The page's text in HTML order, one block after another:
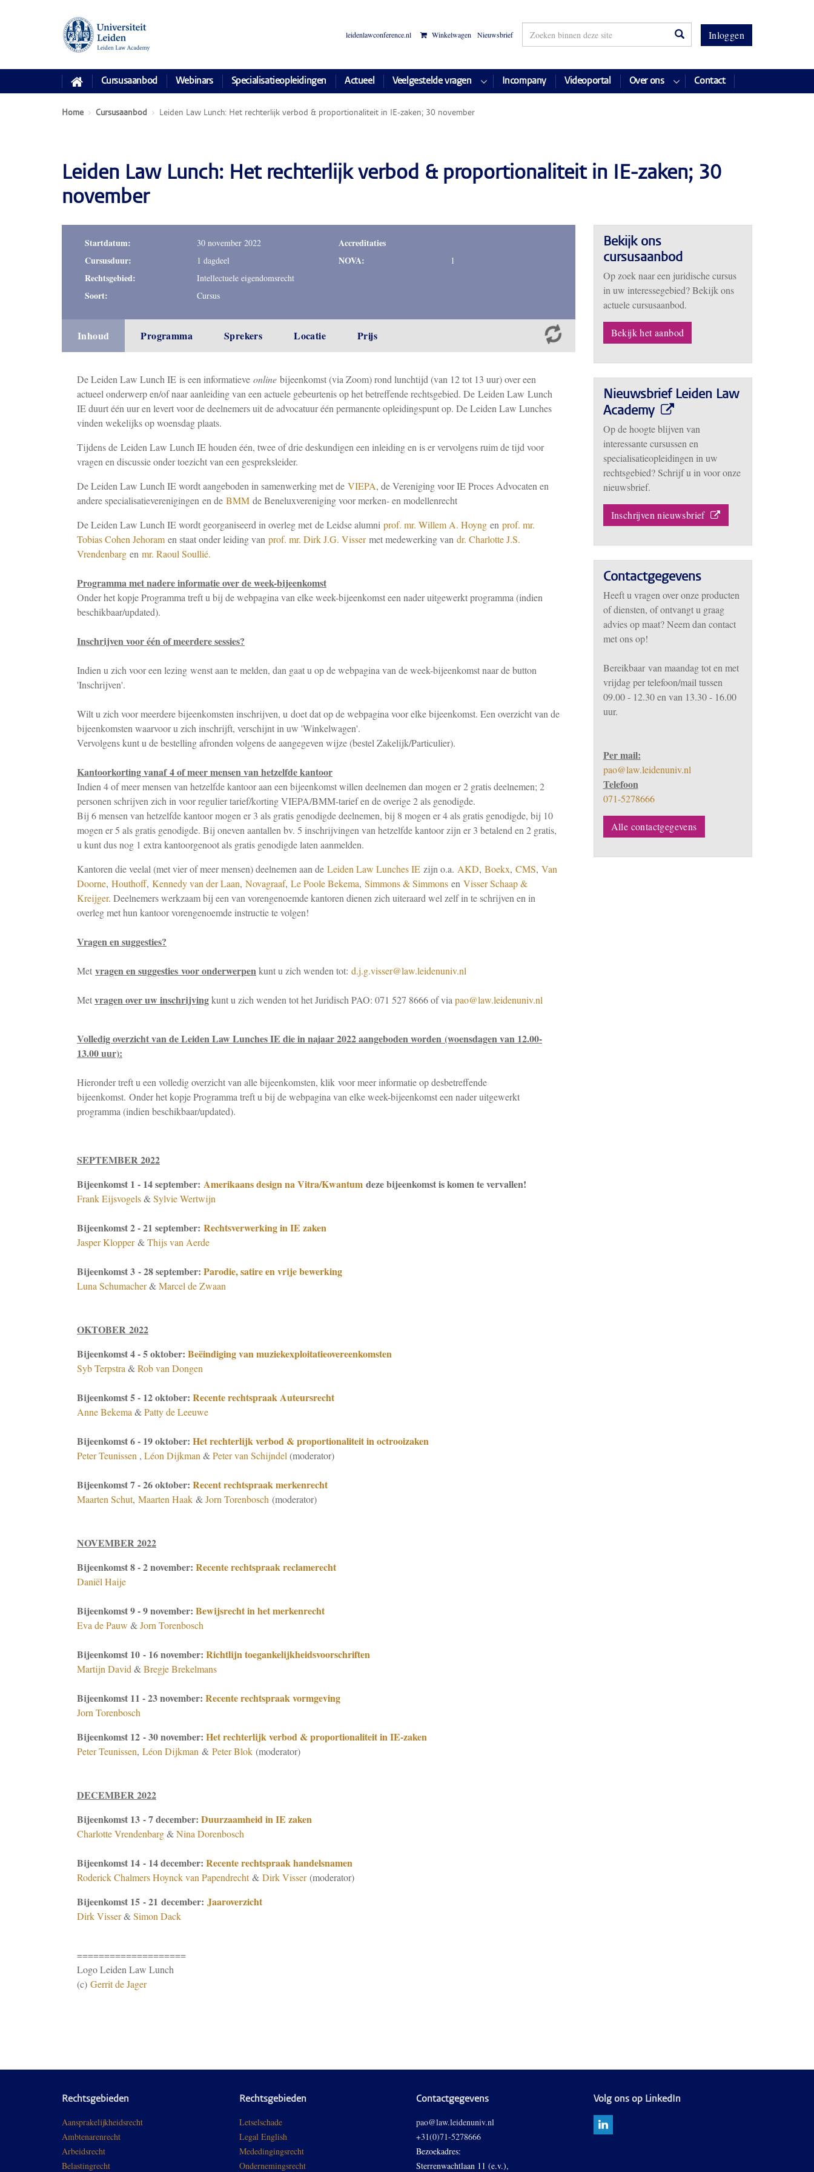
Inloggen
leidenlawconference.nl Winkelwagen Nieuwsbrief
Cursusaanbod Webinars Specialisatieopleidingen Actueel Veelgestelde vragen Incompany Videoportal Over ons Contact
Home Cursusaanbod Leiden Law Lunch: Het rechterlijk verbod & proportionaliteit in IE-zaken; 30 november
Leiden Law Lunch: Het rechterlijk verbod & proportionaliteit in IE-zaken; 30
november
Startdatum: 30 november 2022
Cursusduur: 1 dagdeel
Rechtsgebied: Intellectuele eigendomsrecht
Soort: Cursus
Accreditaties
NOVA:
1
Inhoud Programma Sprekers Locatie Prijs
De Leiden Law Lunch IE is een informatieve online bijeenkomst (via Zoom) rond lunchtijd (van 12 tot 13 uur) over een
actueel onderwerp en/of naar aanleiding van een actuele gebeurtenis op het betreffende rechtsgebied. De Leiden Law Lunch
IE duurt één uur en levert voor de deelnemers uit de advocatuur één permanente opleidingspunt op. De Leiden Law Lunches
vinden wekelijks op woensdag plaats.
Tijdens de Leiden Law Lunch IE houden één, twee of drie deskundigen een inleiding en is er vervolgens ruim de tijd voor
vragen en discussie onder toezicht van een gespreksleider.
De Leiden Law Lunch IE wordt aangeboden in samenwerking met de VIEPA, de Vereniging voor IE Proces Advocaten en
andere specialisatieverenigingen en de BMM de Beneluxvereniging voor merken- en modellenrecht
De Leiden Law Lunch IE wordt georganiseerd in overleg met de Leidse alumni prof. mr. Willem A. Hoyng en prof. mr.
Tobias Cohen Jehoram en staat onder leiding van prof. mr. Dirk J.G. Vissermet medewerking van dr. Charlotte J.S.
Vrendenbarg en mr. Raoul Soullié.
Programma met nadere informatie over de week-bijeenkomst
Onder het kopje Programma treft u bij de webpagina van elke week-bijeenkomst een nader uitgewerkt programma (indien
beschikbaar/updated).
Inschrijven voor één of meerdere sessies?
Indien u zich voor een lezing wenst aan te melden, dan gaat u op de webpagina van de week-bijeenkomst naar de button
'Inschrijven'.
Wilt u zich voor meerdere bijeenkomsten inschrijven, u doet dat op de webpagina voor elke bijeenkomst. Een overzicht van de
bijeenkomsten waarvoor u zich inschrijft, verschijnt in uw 'Winkelwagen'.
Vervolgens kunt u de bestelling afronden volgens de aangegeven wijze (bestel Zakelijk/Particulier).
Kantoorkorting vanaf 4 of meer mensen van hetzelfde kantoor
Indien 4 of meer mensen van hetzelfde kantoor aan een bijeenkomst willen deelnemen dan mogen er 2 gratis deelnemen; 2
personen schrijven zich in voor regulier tarief/korting VIEPA/BMM-tarief en de overige 2 als genodigde.
Bij 6 mensen van hetzelfde kantoor mogen er 3 als gratis genodigde deelnemen, bij 8 mogen er 4 als gratis genodigde, bij 10
mogen er 5 als gratis genodigde. Bij oneven aantallen bv. 5 inschrijvingen van hetzelfde kantoor zijn er 3 betalend en 2 gratis,
u kunt dus nog 1 extra kantoorgenoot als gratis genodigde laten aanmelden.
Kantoren die veelal (met vier of meer mensen) deelnemen aan de Leiden Law Lunches IE zijn o.a. AKD, Boekx, CMS, Van
Doorne, Houthoff, Kennedy van der Laan, Novagraaf, Le Poole Bekema, Simmons & Simmons en Visser Schaap &
Kreijger. Deelnemers werkzaam bij een van vorengenoemde kantoren dienen zich uiteraard wel zelf in te schrijven en in
overleg met hun kantoor vorengenoemde instructie te volgen!
Vragen en suggesties?
Met vragen en suggesties voor onderwerpenkunt u zich wenden tot: d.j.g.visser@law.leidenuniv.nl
Metvragen over uw inschrijvingkunt u zich wenden tot het Juridisch PAO: 071 527 8666 of via pao@law.leidenuniv.nl
Volledig overzicht van de Leiden Law Lunches IE die in najaar 2022 aangeboden worden (woensdagen van 12.00-
13.00 uur):
Hieronder treft u een volledig overzicht van alle bijeenkomsten, klik voor meer informatie op desbetreffende
bijeenkomst. Onder het kopje Programma treft u bij de webpagina van elke week-bijeenkomst een nader uitgewerkt
programma (indien beschikbaar/updated).
SEPTEMBER 2022
Bijeenkomst 1 - 14 september: Amerikaans design na Vitra/Kwantum deze bijeenkomst is komen te vervallen!
Frank Eijsvogels&Sylvie Wertwijn
Bijeenkomst 2 - 21 september: Rechtsverwerking in IE zaken
Jasper Klopper&Thijs van Aerde
Bijeenkomst 3 - 28 september: Parodie, satire en vrije bewerking
Luna Schumacher&Marcel de Zwaan
OKTOBER 2022
Bijeenkomst 4 - 5 oktober: Beëindiging van muziekexploitatieovereenkomsten
Syb Terpstra &Rob van Dongen
Bijeenkomst 5 - 12 oktober: Recente rechtspraak Auteursrecht
Anne Bekema &Patty de Leeuwe
Bijeenkomst 6 - 19 oktober: Het rechterlijk verbod & proportionaliteit in octrooizaken
Peter Teunissen , Léon Dijkman &Peter van Schijndel (moderator)
Bijeenkomst 7 - 26 oktober: Recent rechtspraak merkenrecht
Maarten Schut, Maarten Haak &Jorn Torenbosch (moderator)
NOVEMBER 2022
Bijeenkomst 8 - 2 november: Recente rechtspraak reclamerecht
Daniël Haije
Bijeenkomst 9 - 9 november: Bewijsrecht in het merkenrecht
Eva de Pauw &Jorn Torenbosch
Bijeenkomst 10 - 16 november: Richtlijn toegankelijkheidsvoorschriften
Martijn David &Bregje Brekelmans
Bijeenkomst 11 - 23 november: Recente rechtspraak vormgeving
Jorn Torenbosch
Bijeenkomst 12 - 30 november: Het rechterlijk verbod & proportionaliteit in IE-zaken
Peter Teunissen, Léon Dijkman & Peter Blok (moderator)
DECEMBER 2022
Bijeenkomst 13 - 7 december: Duurzaamheid in IE zaken
Charlotte Vrendenbarg&Nina Dorenbosch
Bijeenkomst 14 - 14 december: Recente rechtspraak handelsnamen
Roderick Chalmers Hoynck van Papendrecht& Dirk Visser(moderator)
Bijeenkomst 15 - 21 december: Jaaroverzicht
Dirk Visser&Simon Dack
====================
Logo Leiden Law Lunch
(c) Gerrit de Jager
Bekijk ons
cursusaanbod
Op zoek naar een juridische cursus
in uw interessegebied? Bekijk ons
actuele cursusaanbod.
Bekijk het aanbod
Nieuwsbrief Leiden Law
Academy
Op de hoogte blijven van
interessante cursussen en
specialisatieopleidingen in uw
rechtsgebied? Schrijf u in voor onze
nieuwsbrief.
Inschrijven nieuwsbrief
Contactgegevens
Heeft u vragen over onze producten
of diensten, of ontvangt u graag
advies op maat? Neem dan contact
met ons op!
Bereikbaarvan maandag tot en met
vrijdag per telefoon/mail tussen
09.00 - 12.30 en van 13.30 - 16.00
uur.
Per mail:
pao@law.leidenuniv.nl
Telefoon
071-5278666
Alle contactgegevens
Rechtsgebieden
Aansprakelijkheidsrecht
Ambtenarenrecht
Arbeidsrecht
Belastingrecht
Rechtsgebieden
Letselschade
Legal English
Mededingingsrecht
Ondernemingsrecht
Contactgegevens
pao@law.leidenuniv.nl
+31(0)71-5278666
Bezoekadres:
Sterrenwachtlaan 11 (e.v.),
Volg ons op LinkedIn